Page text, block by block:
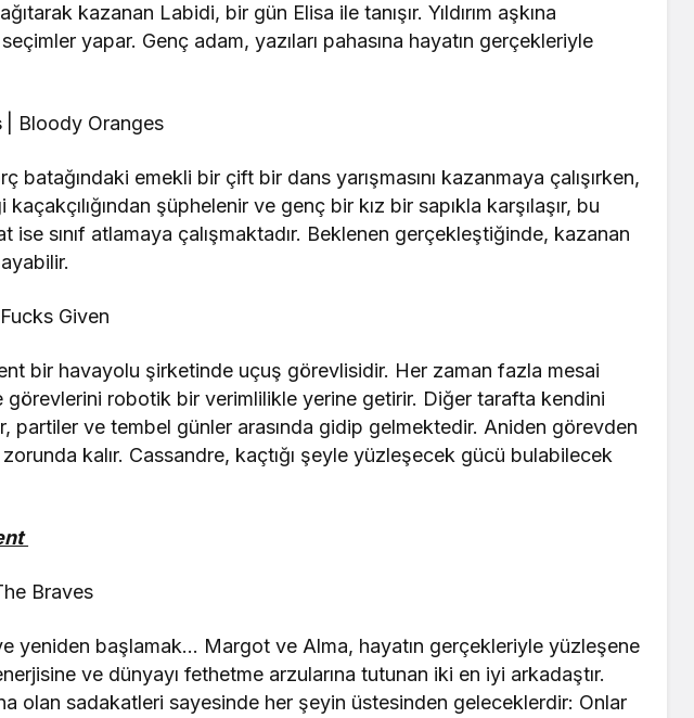
kazanan Labidi, bir gün Elisa ile tanışır. Yıldırım aşkına
seçimler yapar. Genç adam, yazıları pahasına hayatın gerçekleriyle
| Bloody Oranges
batağındaki emekli bir çift bir dans yarışmasını kazanmaya çalışırken,
şüphelenir ve genç bir kız bir sapıkla karşılaşır, bu
ise sınıf atlamaya çalışmaktadır. Beklenen gerçekleştiğinde, kazanan
Fucks Given
bir havayolu şirketinde uçuş görevlisidir. Her zaman fazla mesai
robotik bir verimlilikle yerine getirir. Diğer tarafta kendini
partiler ve tembel günler arasında gidip gelmektedir. Aniden görevden
zorunda kalır. Cassandre, kaçtığı şeyle yüzleşecek gücü bulabilecek
Braves
yeniden başlamak… Margot ve Alma, hayatın gerçekleriyle yüzleşene
ve dünyayı fethetme arzularına tutunan iki en iyi arkadaştır.
olan sadakatleri sayesinde her şeyin üstesinden geleceklerdir: Onlar